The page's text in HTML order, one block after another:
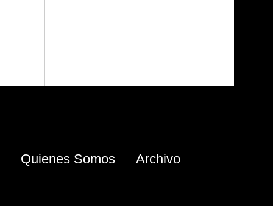
Quienes Somos Archivo